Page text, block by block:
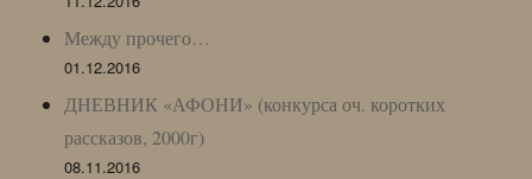
Между прочего…
01.12.2016
ДНЕВНИК «АФОНИ» (конкурса оч. коротких
рассказов, 2000г)
08.11.2016